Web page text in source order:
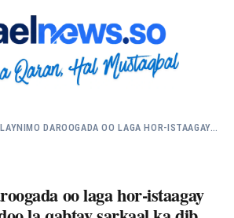
DAROOGADA OO LAGA HOR-ISTAAGAY…
oo laga hor-istaagay